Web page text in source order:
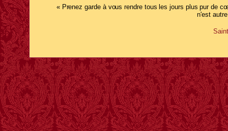
« Prenez garde à vous rendre tous les jours plus pur de
n'est